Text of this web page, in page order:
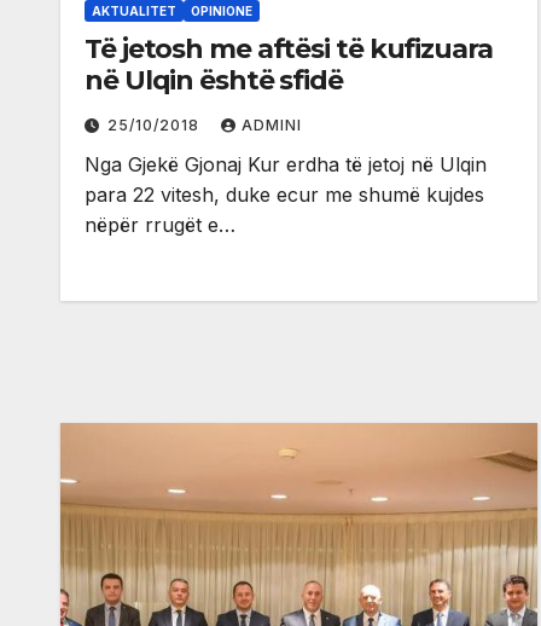
AKTUALITET OPINIONE
Të jetosh me aftësi të kufizuara
në Ulqin është sfidë
25/10/2018 ADMINI
Nga Gjekë Gjonaj Kur erdha të jetoj në Ulqin
para 22 vitesh, duke ecur me shumë kujdes
nëpër rrugët e…